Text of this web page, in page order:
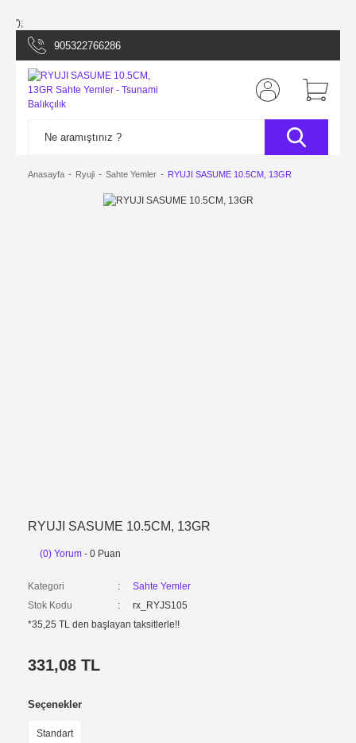
');
905322766286
Anasayfa Ryuji Sahte Yemler RYUJI SASUME 10.5CM, 13GR
RYUJI SASUME 10.5CM, 13GR
(0) Yorum - 0 Puan
Kategori
Sahte Yemler
Stok Kodu
rx_RYJS105
*35,25 TL den başlayan taksitlerle!!
331,08 TL
Seçenekler
Standart